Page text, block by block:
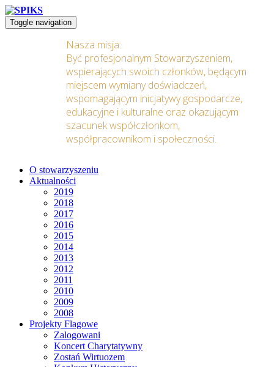
Toggle navigation
Nasza misja:
Być profesjonalnym Stowarzyszeniem,
wspierających swoich członków, będącym
miejscem wymiany doświadczeń,
wspomagającym inicjatywy gospodarcze,
edukacyjne i kulturalne oraz okazującym
szacunek współczłonkom,
współpracownikom i społeczności.
O stowarzyszeniu
Aktualności
2019
2018
2017
2016
2015
2014
2013
2012
2011
2010
2009
2008
Projekty Flagowe
Zalogowani
Koncert Charytatywny
Zostań Wirtuozem